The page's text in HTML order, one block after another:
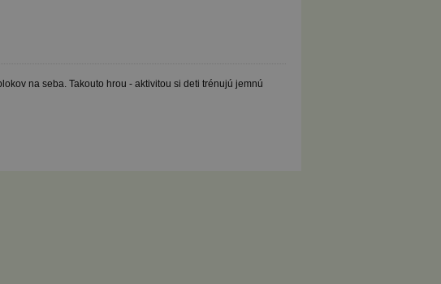
na seba. Takouto hrou - aktivitou si deti trénujú jemnú